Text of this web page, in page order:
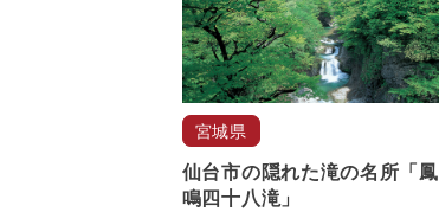
宮城県
仙台市の隠れた滝の名所「鳳
鳴四十八滝」